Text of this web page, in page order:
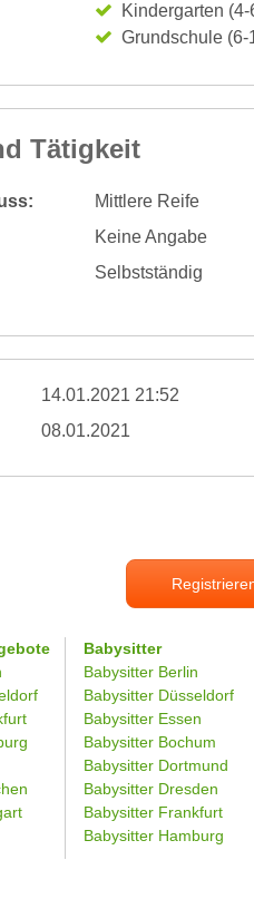
Kindergarten
Grundschule (6-
Tätigkeit
Mittlere Reife
Keine Angabe
Selbstständig
14.01.2021 21:52
08.01.2021
Babysitter
Babysitter Berlin
Babysitter Düsseldorf
Babysitter Essen
Babysitter Bochum
Babysitter Dortmund
Babysitter Dresden
Babysitter Frankfurt
Babysitter Hamburg